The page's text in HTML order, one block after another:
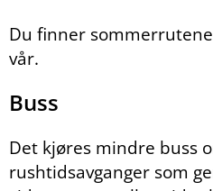
Du finner
vår.
Buss
Det kjøres mindre buss
rushtidsavganger som